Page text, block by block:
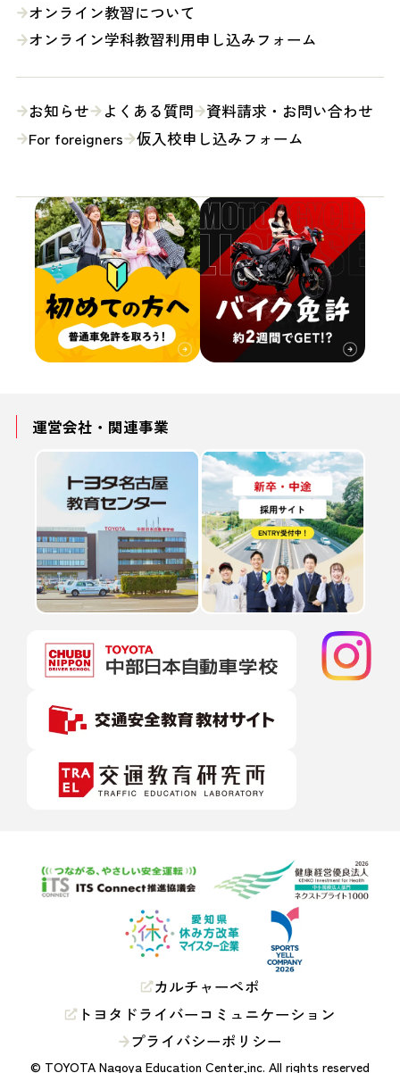
オンライン教習について
オンライン学科教習利用申し込みフォーム
お知らせ よくある質問 資料請求・ お問い合わせ
For foreigners
仮入校申し込みフォーム
運営会社・ 関連事業
カルチャーペポ
トヨタドライバーコミュニケーション
プライバシーポリシー
© TOYOTA Nagoya Education Center,inc. All rights reserved